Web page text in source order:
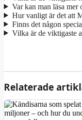
Var kan man läsa
Hur vanligt är det att
Finns det någon
Vilka är de viktigaste
Relaterade